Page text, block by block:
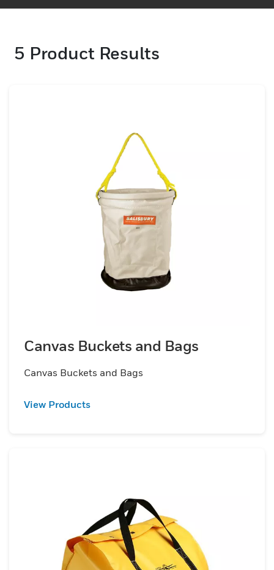
5 Product Results
Canvas Buckets and Bags
Canvas Buckets and Bags
View Products